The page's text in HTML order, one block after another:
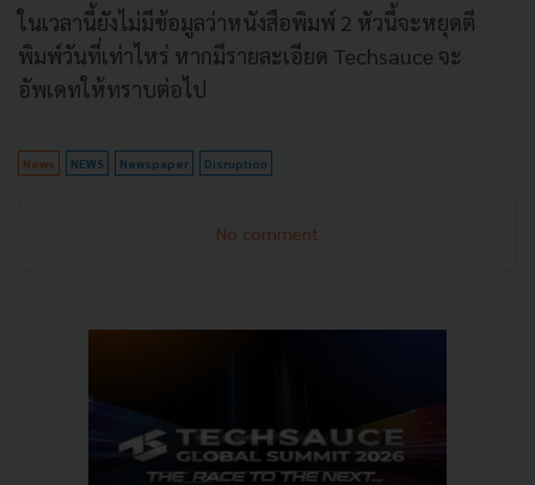
ในเวลานี้ยังไม่มีข้อมูลว่าหนังสือพิมพ์ 2 หัวนี้จะหยุดตี
พิมพ์วันที่เท่าไหร่ หากมีรายละเอียด Techsauce จะ
อัพเดทให้ทราบต่อไป
News NEWS Newspaper Disruption
No comment